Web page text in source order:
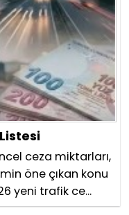
ceza miktarları,
öne çıkan konu
yeni trafik ce...